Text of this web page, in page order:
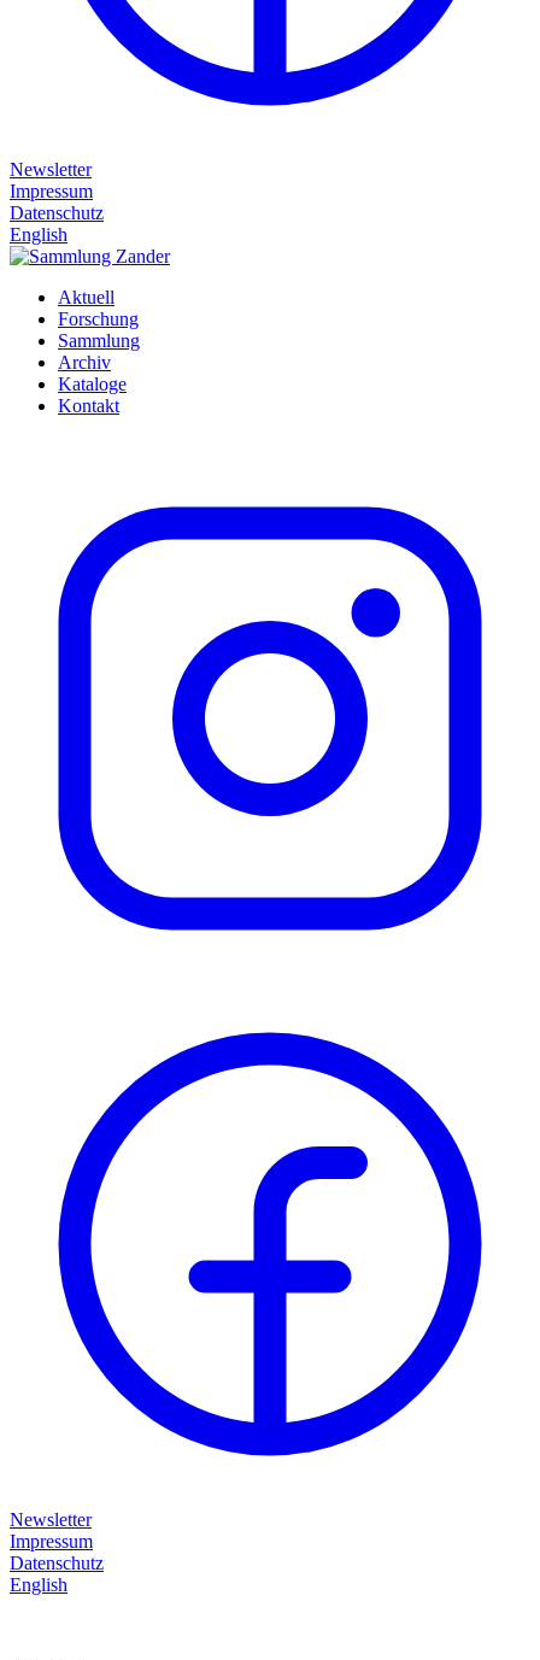
Newsletter
Impressum
Datenschutz
English
Aktuell
Forschung
Sammlung
Archiv
Kataloge
Kontakt
Newsletter
Impressum
Datenschutz
English